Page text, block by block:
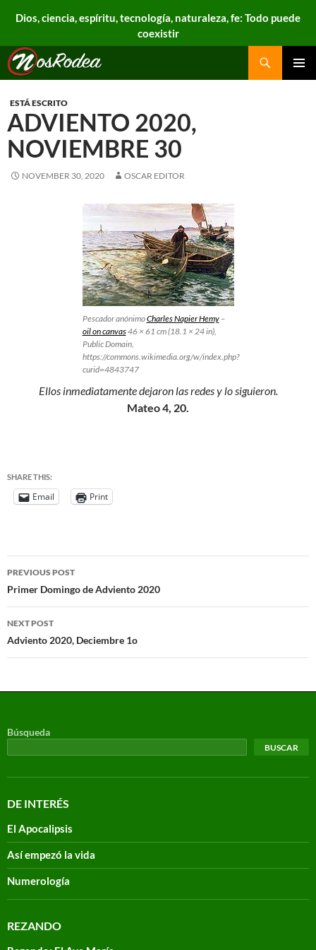
Dios, ciencia, espíritu, tecnología, naturaleza, fe: Todo puede
coexistir
Nos Rodea
Search
ESTÁ ESCRITO
ADVIENTO 2020,
NOVIEMBRE 30
NOVEMBER 30, 2020 OSCAR EDITOR
Pescador anónimoCharles Napier Hemy–
oil on canvas46 × 61 cm (18.1 × 24 in),
Public Domain,
https://commons.wikimedia.org/w/index.php?
curid=4843747
Ellos inmediatamente dejaron las redes y lo siguieron.
Mateo 4, 20.
SHARE THIS:
Email Print
PREVIOUS POST
Primer Domingo de Adviento 2020
NEXT POST
Adviento 2020, Deciembre 1o
Búsqueda
BUSCAR
DE INTERÉS
El Apocalipsis
Así empezó la vida
Numerología
REZANDO